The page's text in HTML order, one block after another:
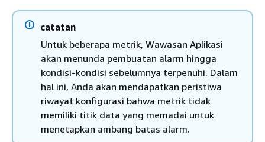
catatan
Untuk beberapa metrik, Wawasan Aplikasi
akan menunda pembuatan alarm hingga
kondisi-kondisi sebelumnya terpenuhi. Dalam
hal ini, Anda akan mendapatkan peristiwa
riwayat konfigurasi bahwa metrik tidak
memiliki titik data yang memadai untuk
menetapkan ambang batas alarm.